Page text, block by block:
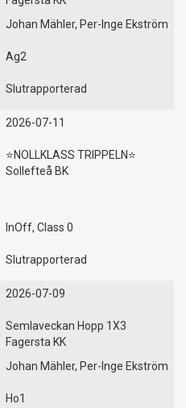
Johan Mähler, Per-Inge Ekström
Ag2
Slutrapporterad
2026-07-11
⭐️NOLLKLASS TRIPPELN⭐️
Sollefteå BK
InOff, Class 0
Slutrapporterad
2026-07-09
Semlaveckan Hopp 1X3
Fagersta KK
Johan Mähler, Per-Inge Ekström
Ho1